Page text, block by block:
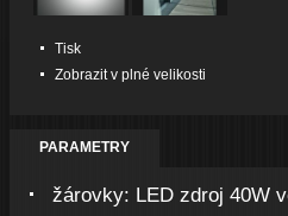
Tisk
Zobrazit v plné velikosti
PARAMETRY
žárovky: LED zdroj 40W